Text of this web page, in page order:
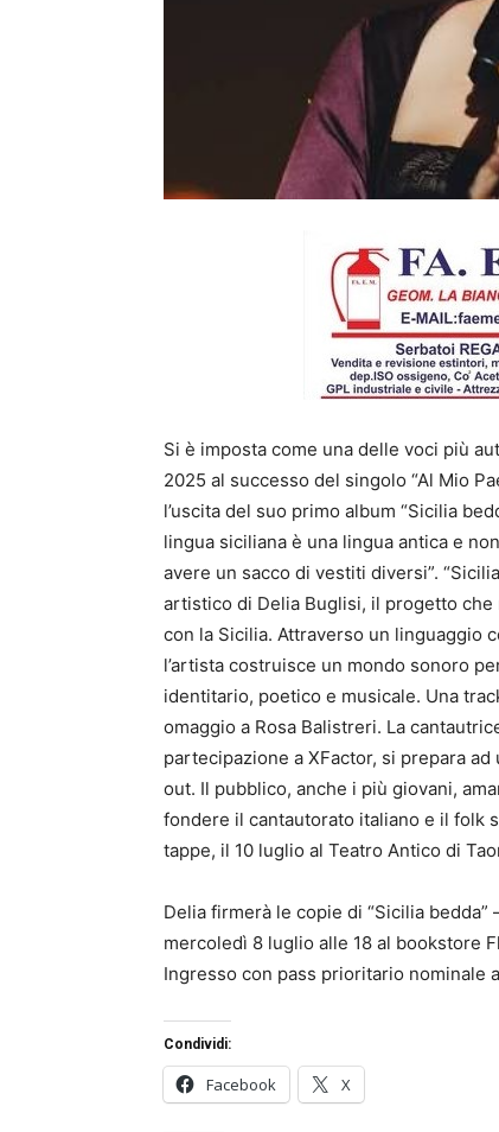
Si è imposta come una delle voci più
2025 al successo del singolo “Al Mio
l’uscita del suo primo album “Sicilia
lingua siciliana è una lingua antica e
avere un sacco di vestiti diversi”.
artistico di Delia Buglisi, il progetto
con la Sicilia. Attraverso un linguaggio
l’artista costruisce un mondo sonoro
identitario, poetico e musicale. Una
omaggio a Rosa Balistreri. La
partecipazione a XFactor, si prepara
out. Il pubblico, anche i più giovani,
fondere il cantautorato italiano e il folk
tappe, il 10 luglio al Teatro Antico di
Delia firmerà le copie di “Sicilia
mercoledì 8 luglio alle 18 al bookstore
Ingresso con pass prioritario nominale
Condividi:
Facebook X